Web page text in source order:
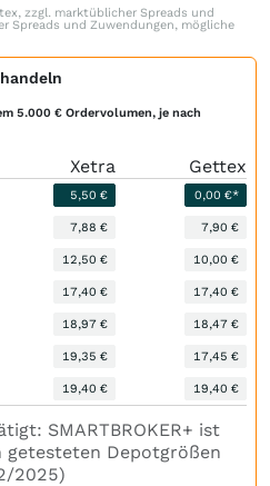
zzgl. marktüblicher Spreads und
Spreads und Zuwendungen, mögliche
5.000 € Ordervolumen, je nach
Xetra Gettex
5,50 € 0,00 €*
7,88 € 7,90 €
12,50 € 10,00 €
17,40 € 17,40 €
18,97 € 18,47 €
19,35 € 17,45 €
19,40 € 19,40 €
SMARTBROKER+ ist
getesteten Depotgrößen
2025)